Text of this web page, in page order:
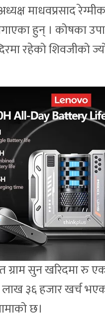
माधवप्रसाद
हुन् । कोषका
रहेको शिवजीको
सुन खरिदमा रु
लाख ३६ हजार खर्च
छ।